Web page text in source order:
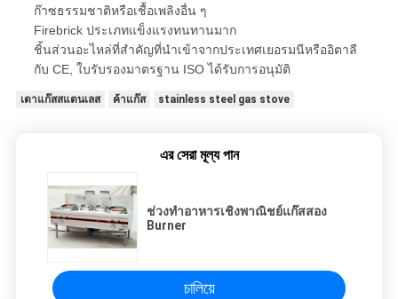
ก๊าซธรรมชาติหรือเชื้อเพลิงอื่น ๆ
Firebrick ประเภทแข็งแรงทนทานมาก
ชิ้นส่วนอะไหล่ที่สำคัญที่นำเข้าจากประเทศเยอรมนีหรืออิตาลี
กับ CE, ใบรับรองมาตรฐาน ISO ได้รับการอนุมัติ
เตาแก๊สสแตนเลส ค้าแก๊ส stainless steel gas stove
এর সেরা মূল্য পান
ช่วงทำอาหารเชิงพาณิชย์แก๊สสอง
Burner
চালিয়ে